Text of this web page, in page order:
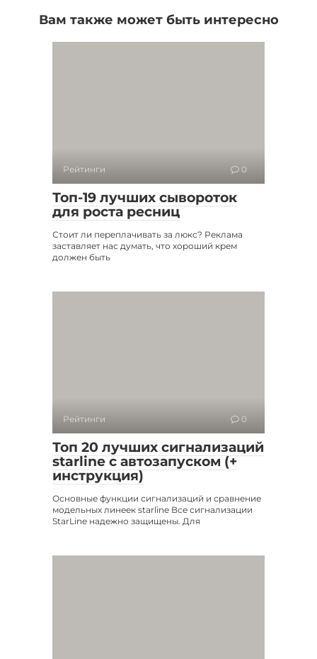
Вам также может быть интересно
Рейтинги 0
Топ-19 лучших сывороток
для роста ресниц
Стоит ли переплачивать за люкс? Реклама
заставляет нас думать, что хороший крем
должен быть
Рейтинги 0
Топ 20 лучших сигнализаций
starline с автозапуском (+
инструкция)
Основные функции сигнализаций и сравнение
модельных линеек starline Все сигнализации
StarLine надежно защищены. Для